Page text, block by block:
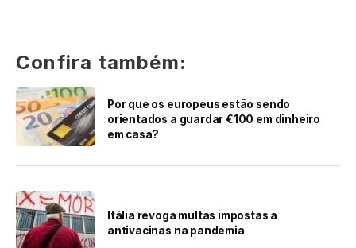
Confira também:
Por que os europeus estão sendo
orientados a guardar €100 em dinheiro
em casa?
Itália revoga multas impostas a
antivacinas na pandemia